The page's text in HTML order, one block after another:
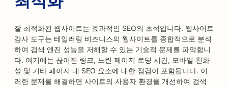
잘 최적화된 웹사이트는 효과적인 SEO의 초석입니다. 웹사이트
감사 도구는 테일러링 비즈니스의 웹사이트를 종합적으로 분석
하여 검색 엔진 성능을 저해할 수 있는 기술적 문제를 파악합니
다. 여기에는 끊어진 링크, 느린 페이지 로딩 시간, 모바일 친화
성 및 기타 페이지 내 SEO 요소에 대한 점검이 포함됩니다. 이
러한 문제를 해결하면 사이트의 사용자 환경을 개선하여 검색